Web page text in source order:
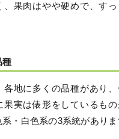
、果肉はやや硬めで、す
種
各地に多くの品種があり
果実は俵形をしているも
・白色系の3系統がありま